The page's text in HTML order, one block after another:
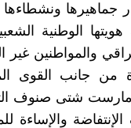
ونشطاءها
الوطنية
والمواطنين
القوى
شتى صنوف
والإساءة